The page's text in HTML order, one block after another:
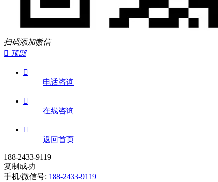
扫码添加微信
 顶部

电话咨询

在线咨询

返回首页
188-2433-9119
复制成功
手机/微信号: 188-2433-9119